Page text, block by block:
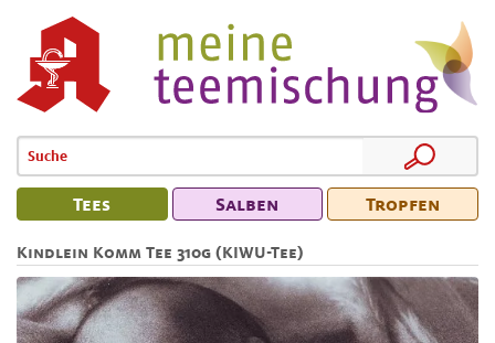
Tees Salben Tropfen
Kindlein Komm Tee 310g (KIWU-Tee)